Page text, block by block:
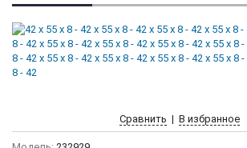
Сравнить | В избранное